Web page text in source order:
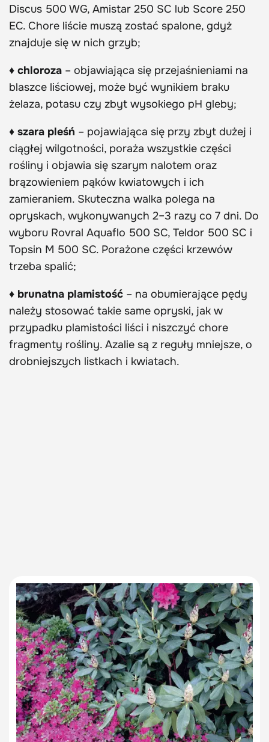
Discus 500 WG, Amistar 250 SC lub Score 250
EC. Chore liście muszą zostać spalone, gdyż
znajduje się w nich grzyb;
♦ chloroza – objawiająca się przejaśnieniami na
blaszce liściowej, może być wynikiem braku
żelaza, potasu czy zbyt wysokiego pH gleby;
♦ szara pleśń – pojawiająca się przy zbyt dużej i
ciągłej wilgotności, poraża wszystkie części
rośliny i objawia się szarym nalotem oraz
brązowieniem pąków kwiatowych i ich
zamieraniem. Skuteczna walka polega na
opryskach, wykonywanych 2–3 razy co 7 dni. Do
wyboru Rovral Aquaflo 500 SC, Teldor 500 SC i
Topsin M 500 SC. Porażone części krzewów
trzeba spalić;
♦ brunatna plamistość – na obumierające pędy
należy stosować takie same opryski, jak w
przypadku plamistości liści i niszczyć chore
fragmenty rośliny. Azalie są z reguły mniejsze, o
drobniejszych listkach i kwiatach.